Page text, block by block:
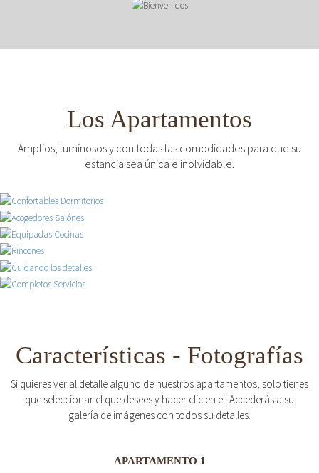
Los Apartamentos
Amplios, luminosos y con todas las comodidades para que su
estancia sea única e inolvidable.
Características - Fotografías
Si quieres ver al detalle alguno de nuestros apartamentos, solo tienes
que seleccionar el que desees y hacer clic en el. Accederás a su
galería de imágenes con todos su detalles.
APARTAMENTO 1